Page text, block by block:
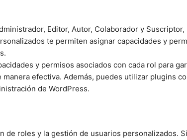
Editor, Autor, Colaborador y
te permiten asignar capacidades y
y permisos asociados con cada rol para
efectiva. Además, puedes utilizar plugins
de WordPress.
roles y la gestión de usuarios personalizados.